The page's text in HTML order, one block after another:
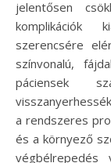
jelentősen
komplikációk
szerencsére
színvonalú,
páciensek
a rendszeres
és a környező
végbélrepedés